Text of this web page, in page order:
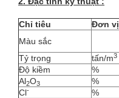
Chỉ tiêu Đơn vị
Màu sắc
Tỷ trọng
tấn/m3
Độ kiềm
%
Al2O3 %
Cl- %